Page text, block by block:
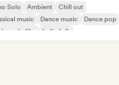
Solo Ambient
Chill out
music
Dance music
Dance pop
de film
Indie folk